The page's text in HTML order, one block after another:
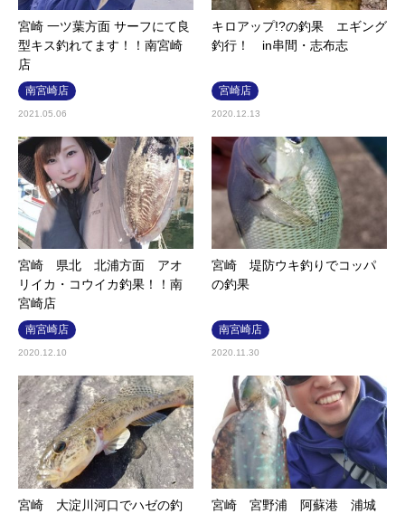
宮崎 一ツ葉方面 サーフにて良
型キス釣れてます！！南宮崎
店
南宮崎店
2021.05.06
キロアップ!?の釣果 エギング
釣行！ in串間・志布志
宮崎店
2020.12.13
宮崎 県北 北浦方面 アオ
リイカ・コウイカ釣果！！南
宮崎店
南宮崎店
2020.12.10
宮崎 堤防ウキ釣りでコッパ
の釣果
南宮崎店
2020.11.30
宮崎 大淀川河口でハゼの釣
宮崎 宮野浦 阿蘇港 浦城